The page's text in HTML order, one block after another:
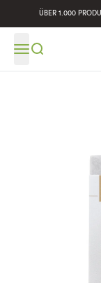
ÜBER 1.000